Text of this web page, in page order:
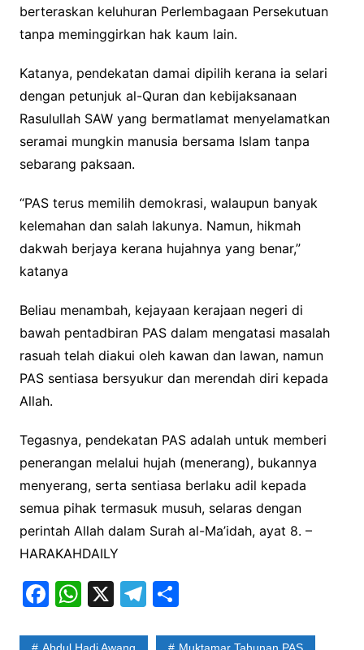
berteraskan keluhuran Perlembagaan Persekutuan
tanpa meminggirkan hak kaum lain.
Katanya, pendekatan damai dipilih kerana ia selari
dengan petunjuk al-Quran dan kebijaksanaan
Rasulullah SAW yang bermatlamat menyelamatkan
seramai mungkin manusia bersama Islam tanpa
sebarang paksaan.
​“PAS terus memilih demokrasi, walaupun banyak
kelemahan dan salah lakunya. Namun, hikmah
dakwah berjaya kerana hujahnya yang benar,”
katanya
​Beliau menambah, kejayaan kerajaan negeri di
bawah pentadbiran PAS dalam mengatasi masalah
rasuah telah diakui oleh kawan dan lawan, namun
PAS sentiasa bersyukur dan merendah diri kepada
Allah.
​Tegasnya, pendekatan PAS adalah untuk memberi
penerangan melalui hujah (menerang), bukannya
menyerang, serta sentiasa berlaku adil kepada
semua pihak termasuk musuh, selaras dengan
perintah Allah dalam Surah al-Ma’idah, ayat 8. –
HARAKAHDAILY
F W X T S